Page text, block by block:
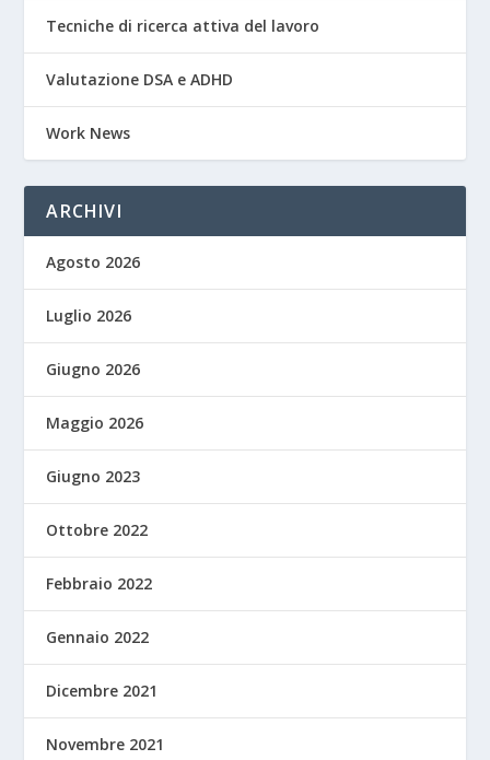
Tecniche di ricerca attiva del lavoro
Valutazione DSA e ADHD
Work News
ARCHIVI
Agosto 2026
Luglio 2026
Giugno 2026
Maggio 2026
Giugno 2023
Ottobre 2022
Febbraio 2022
Gennaio 2022
Dicembre 2021
Novembre 2021